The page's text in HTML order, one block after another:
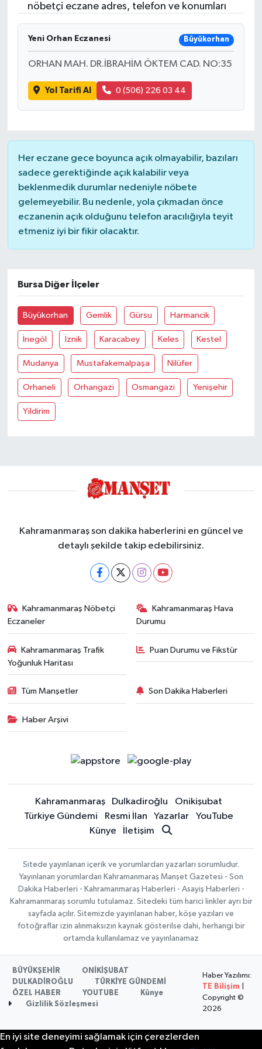
nöbetçi eczane adres, telefon ve konumları
Yeni Orhan Eczanesi Büyükorhan
ORHAN MAH. DR.İBRAHİM ÖKTEM CAD. NO:35
Yol Tarifi Al 0 (506) 226 03 44
Her eczane gece boyunca açık olmayabilir, bazıları
sadece gerektiğinde açık kalabilir veya
beklenmedik durumlar nedeniyle nöbete
gelemeyebilir. Bu nedenle, yola çıkmadan önce
eczanenin açık olduğunu telefon aracılığıyla teyit
etmeniz iyi bir fikir olacaktır.
Bursa Diğer İlçeler
Büyükorhan Gemlik Gürsu Harmancik
İnegöl İznik Karacabey Keles Kestel
Mudanya Mustafakemalpaşa Nilüfer
Orhaneli Orhangazi Osmangazi Yenişehir
Yildirim
Kahramanmaraş son dakika haberlerini en güncel ve
detaylı şekilde takip edebilirsiniz.
Kahramanmaraş Nöbetçi
Eczaneler
Kahramanmaraş Hava
Durumu
Kahramanmaraş Trafik
Yoğunluk Haritası
Puan Durumu ve Fikstür
Tüm Manşetler Son Dakika Haberleri
Haber Arşivi
Kahramanmaraş Dulkadiroğlu
Onikişubat
Türkiye Gündemi
Resmi İlan Yazarlar
YouTube
Künye
İletişim
Sitede yayınlanan içerik ve yorumlardan yazarları sorumludur.
Yayınlanan yorumlardan Kahramanmaraş Manşet Gazetesi - Son
Dakika Haberleri - Kahramanmaraş Haberleri - Asayiş Haberleri -
Kahramanmaraş sorumlu tutulamaz. Sitedeki tüm harici linkler ayrı bir
sayfada açılır. Sitemizde yayınlanan haber, köşe yazıları ve
fotoğraflar izin alınmaksızın kaynak gösterilse dahi, herhangi bir
ortamda kullanılamaz ve yayınlanamaz
BÜYÜKŞEHİR
ONİKİŞUBAT
DULKADİROĞLU
TÜRKİYE GÜNDEMİ
ÖZEL HABER
YOUTUBE
Künye
Gizlilik Sözleşmesi
Haber Yazılımı:
TE Bilişim
Copyright ©
2026
En iyi site deneyimi sağlamak için çerezlerden